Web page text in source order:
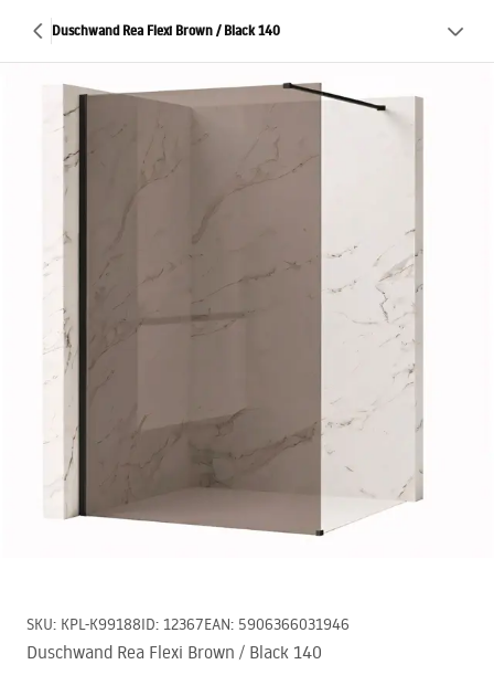
Duschwand Rea Flexi Brown / Black 140
SKU: KPL-K99188ID: 12367EAN: 5906366031946
Duschwand Rea Flexi Brown / Black 140